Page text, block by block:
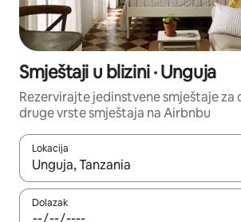
Smještaji u blizini · Unguja
Rezervirajte jedinstvene smještaje za
druge vrste smještaja na Airbnbu
Lokacija
Kada budu dostupni rezultati, moći
Dolazak